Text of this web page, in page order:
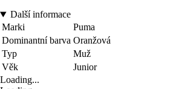
Další informace
Marki
Puma
Dominantní barva Oranžová
Typ
Muž
Věk
Junior
Loading...